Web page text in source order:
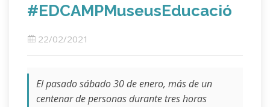
#EDCAMPMuseusEducació
22/02/2021
El pasado sábado 30 de enero, más de un
centenar de personas durante tres horas